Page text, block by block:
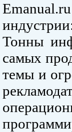
Тонны
самых
темы и